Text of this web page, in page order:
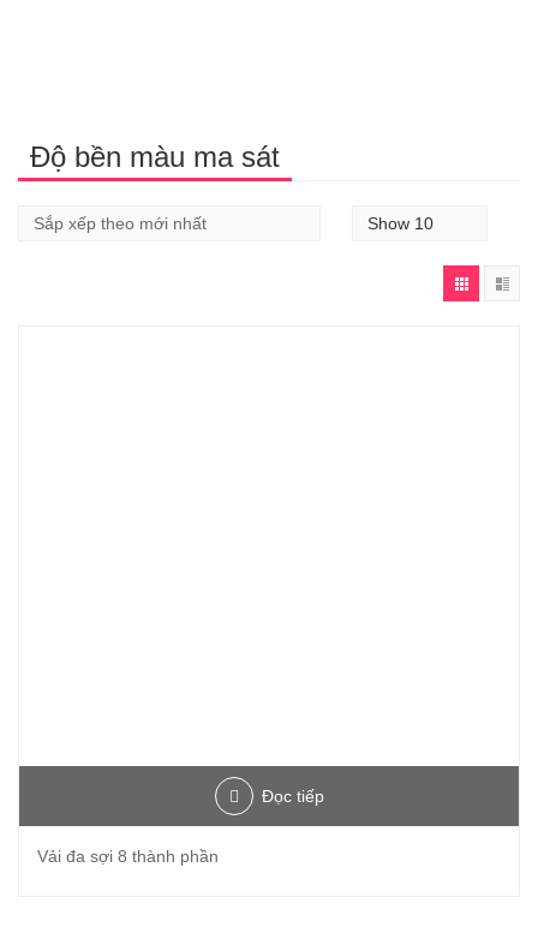
Độ bền màu ma sát
Đọc tiếp
Vải đa sợi 8 thành phần